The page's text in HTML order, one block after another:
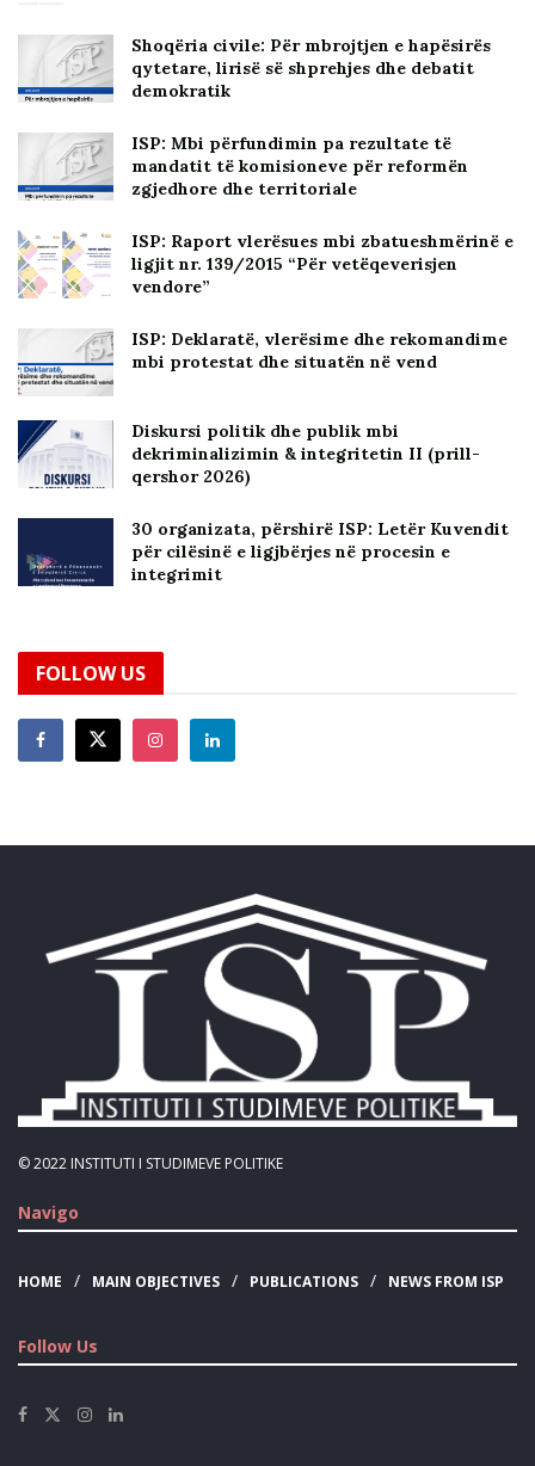
Shoqëria civile: Për mbrojtjen e hapësirës
qytetare, lirisë së shprehjes dhe debatit
demokratik
ISP: Mbi përfundimin pa rezultate të
mandatit të komisioneve për reformën
zgjedhore dhe territoriale
ISP: Raport vlerësues mbi zbatueshmërinë e
ligjit nr. 139/2015 “Për vetëqeverisjen
vendore”
ISP: Deklaratë, vlerësime dhe rekomandime
mbi protestat dhe situatën në vend
Diskursi politik dhe publik mbi
dekriminalizimin & integritetin II (prill-
qershor 2026)
30 organizata, përshirë ISP: Letër Kuvendit
për cilësinë e ligjbërjes në procesin e
integrimit
FOLLOW US
© 2022 INSTITUTI I STUDIMEVE POLITIKE
Navigo
HOME MAIN OBJECTIVES PUBLICATIONS NEWS FROM ISP
Follow Us